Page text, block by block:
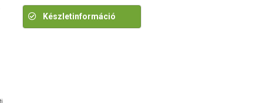
Készletinformáció